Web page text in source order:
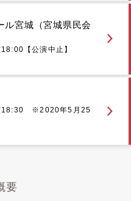
ル宮城（宮城県民会
【公演中止】
18:30 ※2020年5月25
要